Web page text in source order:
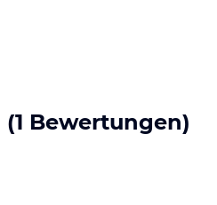
(1 Bewertungen)